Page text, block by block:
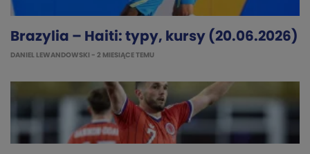
Brazylia – Haiti: typy, kursy (20.06.2026)
DANIEL LEWANDOWSKI - 2 MIESIĄCE TEMU